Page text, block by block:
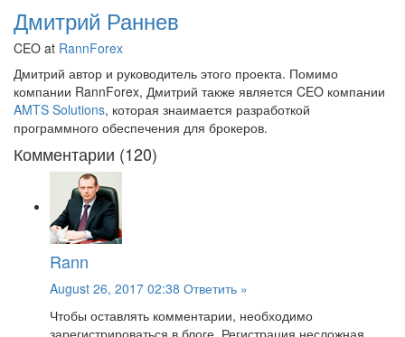
Дмитрий Раннев
CEO at RannForex
Дмитрий автор и руководитель этого проекта. Помимо
компании RannForex, Дмитрий также является CEO компании
AMTS Solutions, которая знаимается разработкой
программного обеспечения для брокеров.
Комментарии (120)
Rann
August 26, 2017 02:38 Ответить »
Чтобы оставлять комментарии, необходимо